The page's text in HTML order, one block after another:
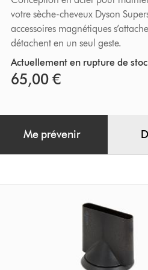
votre sèche-cheveux Dyson
accessoires magnétiques
détachent en un seul geste.
Actuellement en rupture de
65,00 €
Me prévenir